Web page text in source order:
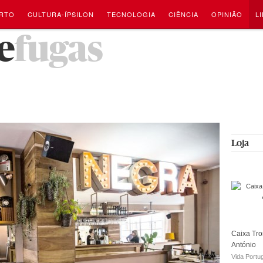
CULTURA-ÍPSILON TECNOLOGIA CIÊNCIA OPINIÃO
fugas
Loja
Caixa
António
Vida